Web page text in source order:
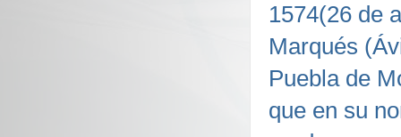
1574(26 de
Marqués
Puebla de
que en su